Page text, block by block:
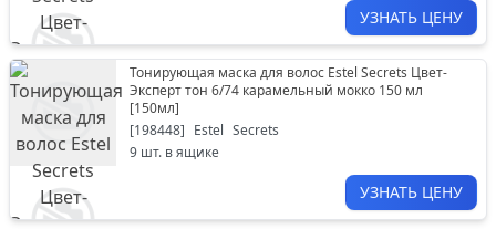
УЗНАТЬ ЦЕНУ
Тонирующая маска для волос Estel Secrets Цвет-
Эксперт тон 6/74 карамельный мокко 150 мл
[150мл]
[198448] Estel Secrets
9 шт. в ящике
УЗНАТЬ ЦЕНУ